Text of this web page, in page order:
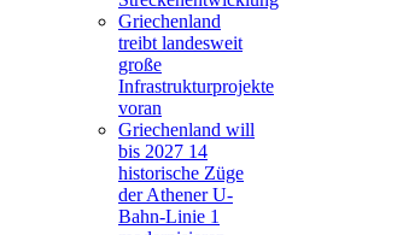
Griechenland
treibt landesweit
große
Infrastrukturprojekte
voran
Griechenland will
bis 2027 14
historische Züge
der Athener U-
Bahn-Linie 1